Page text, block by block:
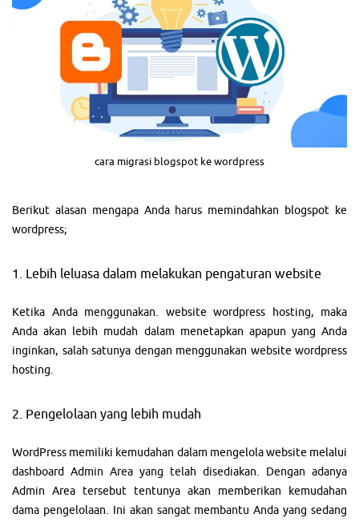
cara migrasi blogspot ke wordpress
Berikut alasan mengapa Anda harus memindahkan blogspot ke
wordpress;
1. Lebih leluasa dalam melakukan pengaturan website
Ketika Anda menggunakan. website wordpress hosting, maka
Anda akan lebih mudah dalam menetapkan apapun yang Anda
inginkan, salah satunya dengan menggunakan website wordpress
hosting.
2. Pengelolaan yang lebih mudah
WordPress memiliki kemudahan dalam mengelola website melalui
dashboard Admin Area yang telah disediakan. Dengan adanya
Admin Area tersebut tentunya akan memberikan kemudahan
dama pengelolaan. Ini akan sangat membantu Anda yang sedang